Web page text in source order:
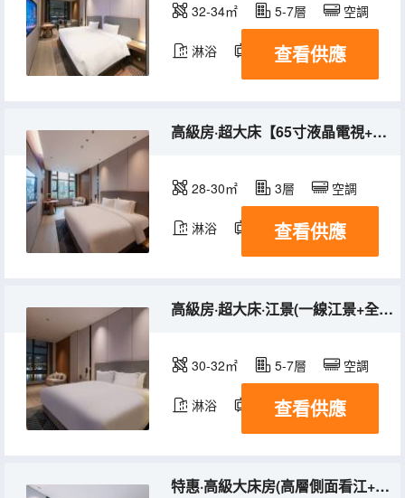
32-34㎡ 5-7層 空調
淋浴 電視機 冰箱
查看供應
高級房·超大床【65寸液晶電視+全屋智能+深睡床品】
28-30㎡ 3層 空調
淋浴 電視機 冰箱
查看供應
高級房·超大床·江景(一線江景+全屋智能+小冰箱)
30-32㎡ 5-7層 空調
淋浴 電視機 冰箱
查看供應
特惠·高級大床房(高層側面看江+全屋智能+小冰箱)